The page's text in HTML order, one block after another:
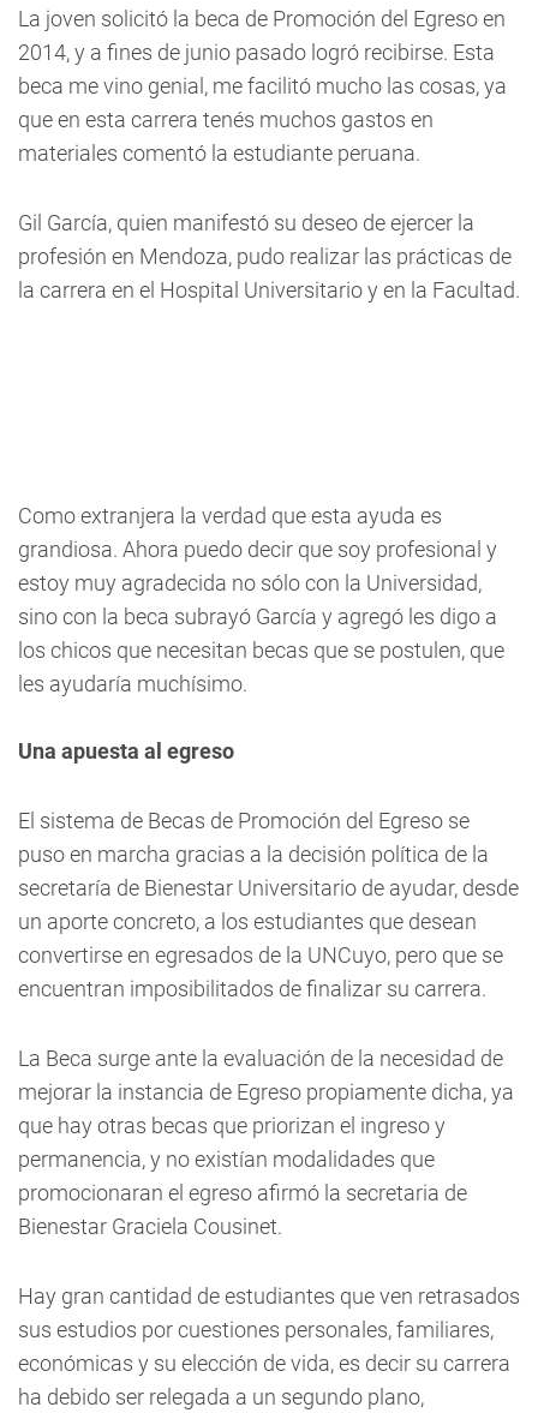
La joven solicitó la beca de Promoción del Egreso en
2014, y a fines de junio pasado logró recibirse. Esta
beca me vino genial, me facilitó mucho las cosas, ya
que en esta carrera tenés muchos gastos en
materiales comentó la estudiante peruana.
Gil García, quien manifestó su deseo de ejercer la
profesión en Mendoza, pudo realizar las prácticas de
la carrera en el Hospital Universitario y en la Facultad.
Como extranjera la verdad que esta ayuda es
grandiosa. Ahora puedo decir que soy profesional y
estoy muy agradecida no sólo con la Universidad,
sino con la beca subrayó García y agregó les digo a
los chicos que necesitan becas que se postulen, que
les ayudaría muchísimo.
Una apuesta al egreso
El sistema de Becas de Promoción del Egreso se
puso en marcha gracias a la decisión política de la
secretaría de Bienestar Universitario de ayudar, desde
un aporte concreto, a los estudiantes que desean
convertirse en egresados de la UNCuyo, pero que se
encuentran imposibilitados de finalizar su carrera.
La Beca surge ante la evaluación de la necesidad de
mejorar la instancia de Egreso propiamente dicha, ya
que hay otras becas que priorizan el ingreso y
permanencia, y no existían modalidades que
promocionaran el egreso afirmó la secretaria de
Bienestar Graciela Cousinet.
Hay gran cantidad de estudiantes que ven retrasados
sus estudios por cuestiones personales, familiares,
económicas y su elección de vida, es decir su carrera
ha debido ser relegada a un segundo plano,